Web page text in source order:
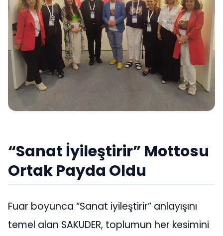
“Sanat İyileştirir” Mottosu
Ortak Payda Oldu
Fuar boyunca “Sanat iyileştirir” anlayışını
temel alan SAKUDER, toplumun her kesimini